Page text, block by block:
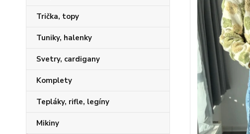
Trička, topy
Tuniky, halenky
Svetry, cardigany
Komplety
Tepláky, rifle, legíny
Mikiny